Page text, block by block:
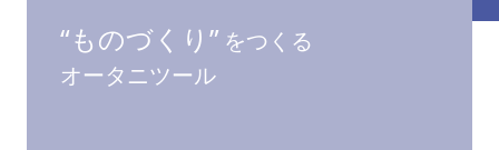
“ものづくり” をつくる
オータニツール